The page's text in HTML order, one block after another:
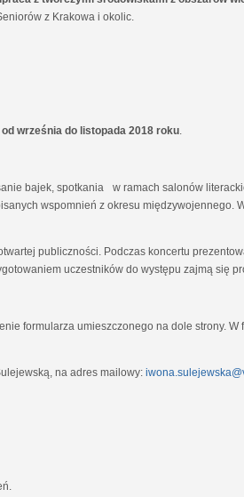
z Krakowa i okolic.
od września do listopada 2018 roku
bajek, spotkania w ramach salonów
wspomnień z okresu międzywojennego.
publiczności. Podczas koncertu
uczestników do występu zajmą się
formularza umieszczonego na dole strony.
na adres mailowy: